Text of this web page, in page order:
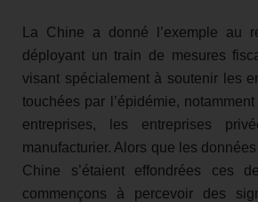
La Chine a donné l’exemple au
déployant un train de mesures
visant spécialement à soutenir les
touchées par l’épidémie,
entreprises, les entreprises
manufacturier. Alors que les
Chine s’étaient effondrées ces
commençons à percevoir des